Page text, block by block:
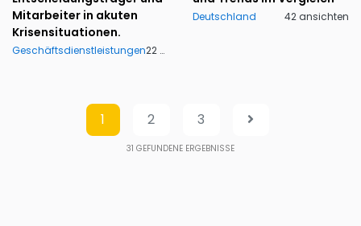
Mitarbeiter in akuten
Krisensituationen.
Geschäftsdienstleistungen 22 ansichten
Deutschland 42 ansichten
1 2 3
31 GEFUNDENE ERGEBNISSE